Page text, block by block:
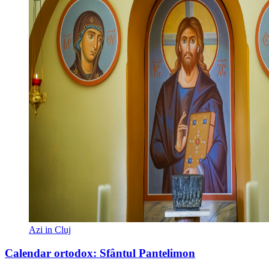
Azi in Cluj
Calendar ortodox: Sfântul Pantelimon